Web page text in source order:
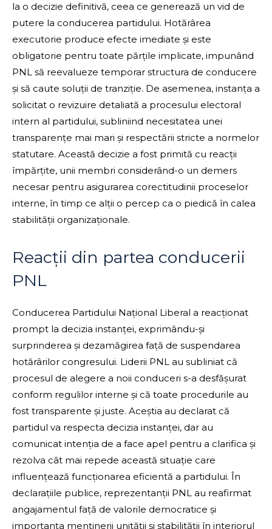
la o decizie definitivă, ceea ce generează un vid de
putere la conducerea partidului. Hotărârea
executorie produce efecte imediate și este
obligatorie pentru toate părțile implicate, impunând
PNL să reevalueze temporar structura de conducere
și să caute soluții de tranziție. De asemenea, instanța a
solicitat o revizuire detaliată a procesului electoral
intern al partidului, subliniind necesitatea unei
transparențe mai mari și respectării stricte a normelor
statutare. Această decizie a fost primită cu reacții
împărțite, unii membri considerând-o un demers
necesar pentru asigurarea corectitudinii proceselor
interne, în timp ce alții o percep ca o piedică în calea
stabilității organizaționale.
Reacții din partea conducerii
PNL
Conducerea Partidului Național Liberal a reacționat
prompt la decizia instanței, exprimându-și
surprinderea și dezamăgirea față de suspendarea
hotărârilor congresului. Liderii PNL au subliniat că
procesul de alegere a noii conduceri s-a desfășurat
conform regulilor interne și că toate procedurile au
fost transparente și juste. Aceștia au declarat că
partidul va respecta decizia instanței, dar au
comunicat intenția de a face apel pentru a clarifica și
rezolva cât mai repede această situație care
influențează funcționarea eficientă a partidului. În
declarațiile publice, reprezentanții PNL au reafirmat
angajamentul față de valorile democratice și
importanța menținerii unității și stabilității în interiorul